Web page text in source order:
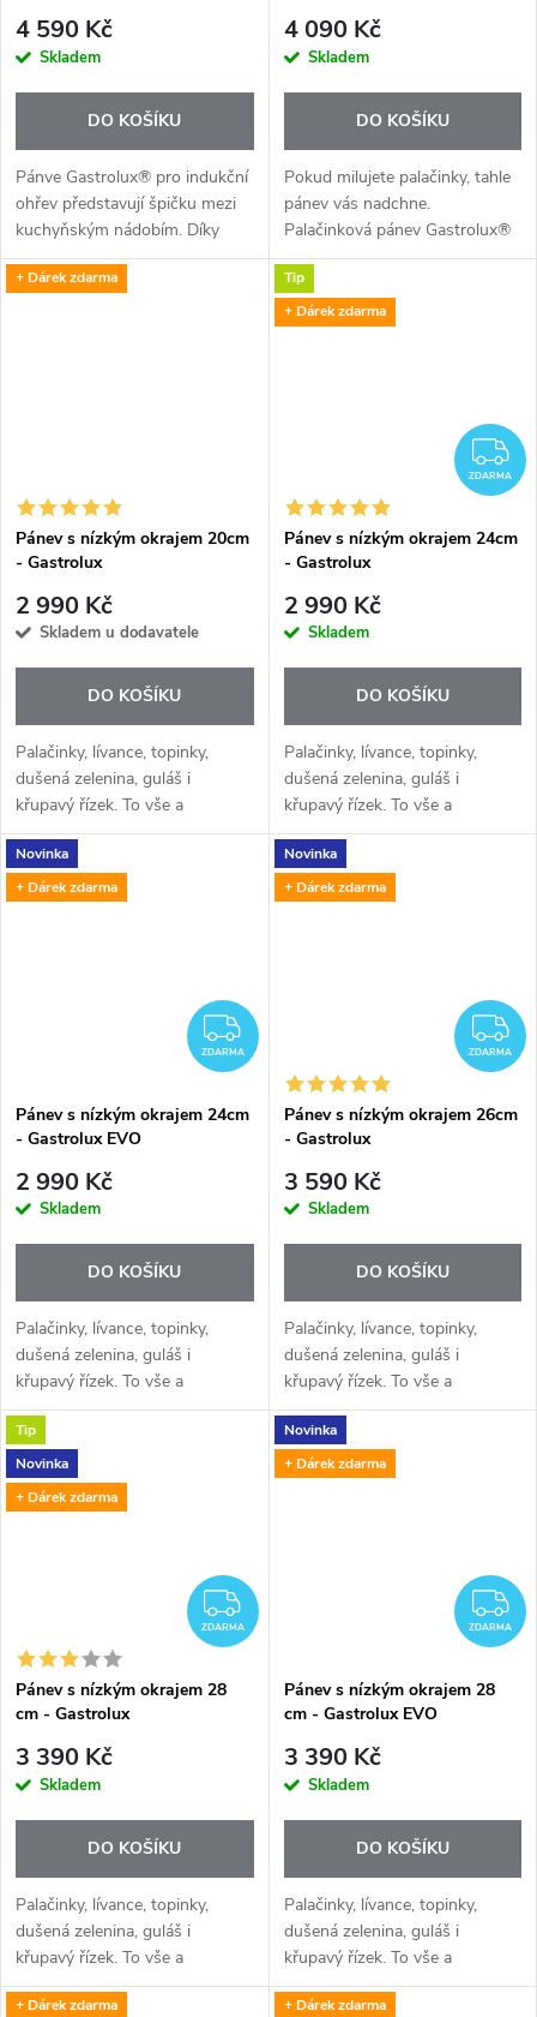
4 590 Kč
Skladem
DO KOŠÍKU
Pánve Gastrolux® pro indukční
ohřev představují špičku mezi
kuchyňským nádobím. Díky
kombinaci moderní technologie,
kvalitních silnostěnných
4 090 Kč
Skladem
DO KOŠÍKU
Pokud milujete palačinky, tahle
pánev vás nadchne.
Palačinková pánev Gastrolux®
v kombinaci s indukčním
ohřevem nabízí maximální
komfort: snadné obracení,
+ Dárek zdarma
Pánev s nízkým okrajem 20cm
- Gastrolux
2 990 Kč
Skladem u dodavatele
DO KOŠÍKU
Palačinky, lívance, topinky,
dušená zelenina, guláš i
křupavý řízek. To vše a
mnohem víc připravíte na
vysoce kvalitních indukčních
pánvích Gastrolux. Indukční
Tip
+ Dárek zdarma
ZDARMA
Pánev s nízkým okrajem 24cm
- Gastrolux
2 990 Kč
Skladem
DO KOŠÍKU
Palačinky, lívance, topinky,
dušená zelenina, guláš i
křupavý řízek. To vše a
mnohem víc připravíte na
vysoce kvalitních indukčních
pánvích Gastrolux. Indukční
Novinka
+ Dárek zdarma
ZDARMA
ZDARMA
Pánev s nízkým okrajem 24cm
- Gastrolux EVO
2 990 Kč
Skladem
DO KOŠÍKU
Palačinky, lívance, topinky,
dušená zelenina, guláš i
křupavý řízek. To vše a
mnohem víc připravíte na
vysoce kvalitních indukčních
pánvích Gastrolux. Indukční
deska vyžaduje...
Novinka
+ Dárek zdarma
ZDARMA
Pánev s nízkým okrajem 26cm
- Gastrolux
3 590 Kč
Skladem
DO KOŠÍKU
Palačinky, lívance, topinky,
dušená zelenina, guláš i
křupavý řízek. To vše a
mnohem víc připravíte na
vysoce kvalitních indukčních
pánvích Gastrolux. Indukční
Tip
Novinka
+ Dárek zdarma
ZDARMA
ZDARMA
Pánev s nízkým okrajem 28
cm - Gastrolux
3 390 Kč
Skladem
DO KOŠÍKU
Palačinky, lívance, topinky,
dušená zelenina, guláš i
křupavý řízek. To vše a
mnohem víc připravíte na
vysoce kvalitních indukčních
Novinka
+ Dárek zdarma
ZDARMA
Pánev s nízkým okrajem 28
cm - Gastrolux EVO
3 390 Kč
Skladem
DO KOŠÍKU
Palačinky, lívance, topinky,
dušená zelenina, guláš i
křupavý řízek. To vše a
mnohem víc připravíte na
vysoce kvalitních indukčních
+ Dárek zdarma + Dárek zdarma